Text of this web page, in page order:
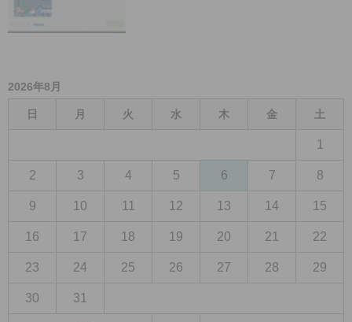
2026年8月
日 月 火 水 木 金 土
1
2 3 4 5 6 7 8
9 10 11 12 13 14 15
16 17 18 19 20 21 22
23 24 25 26 27 28 29
30 31